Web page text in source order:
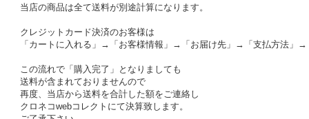
当店の商品は全て送料が別途計算になります。
クレジットカード決済のお客様は
「カートに入れる」→「お客様情報」→「お届け先」→「支払方法」
この流れで「購入完了」となりましても
送料が含まれておりませんので
再度、当店から送料を合計した額をご連絡し
クロネコwebコレクトにて決算致します。